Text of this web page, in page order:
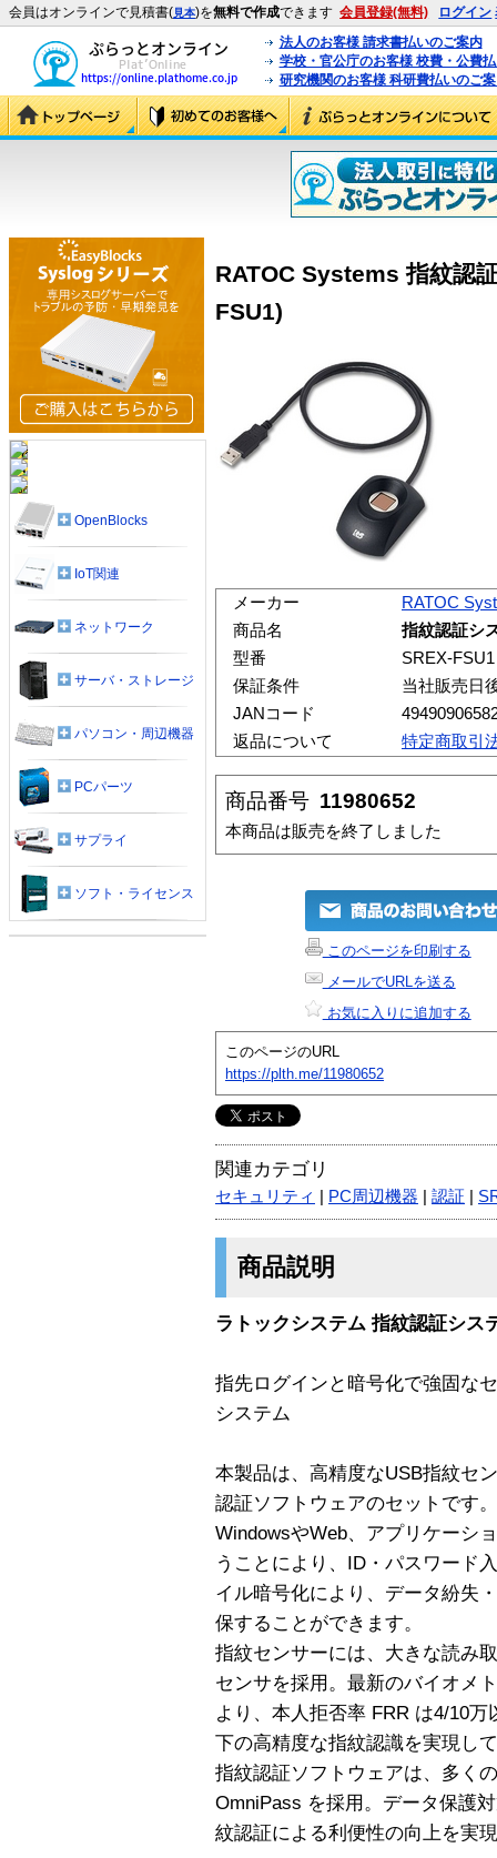
会員はオンラインで見積書(見本)を無料で作成できます 会員登録(無料) ログイン
法人のお客様 請求書払いのご案内
学校・官公庁のお客様 校費・公費
研究機関のお客様 科研費払いのご
RATOC Systems 指紋認
FSU1)
メーカー
RATOC
商品名
指紋認証シ
型番
SREX-FSU1
保証条件
当社販売日
JANコード
返品について
特定商取引
商品番号 11980652
本商品は販売を終了しました
このページを印刷する
メールでURLを送る
お気に入りに追加する
このページのURL
https://plth.me/11980652
関連カテゴリ
セキュリティ PC周辺機器 認証
商品説明
ラトックシステム 指紋認証シス
指先ログインと暗号化で強固な
システム
本製品は、高精度なUSB指紋セ
認証ソフトウェアのセットです。
WindowsやWeb、アプリケーシ
うことにより、ID・パスワード
イル暗号化により、データ紛失
保することができます。
指紋センサーには、大きな読み
センサを採用。最新のバイオメ
より、本人拒否率 FRR は4/10
下の高精度な指紋認識を実現し
指紋認証ソフトウェアは、多く
OmniPass を採用。データ保護
紋認証による利便性の向上を実
OpenBlocks
IoT関連
ネットワーク
サーバ・ストレージ
パソコン・周辺機器
PCパーツ
サプライ
ソフト・ライセンス